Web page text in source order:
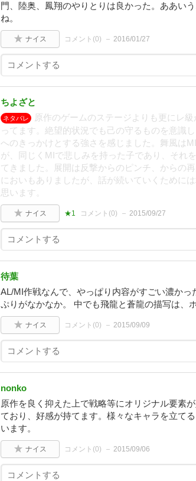
門、陸奥、鳳翔のやりとりは良かった。ああい
ね。
ナイス コメント(0) 2016/01/27
ちよざと
ネタバレ
原作のゲームのステージよりも更にレ
ってます。絶望的状況でも己の守るものを意識
へのきっかけとする強さを感じました。舞風は
が、同じくMIで悲しみを持った子であり、それ
てきました。展開は反撃からのピンチ、からの
においもありましたが、話が続いていくために
思います。
ナイス ★1 コメント(0) 2015/09/27
待葉
AL/MI作戦なんで、やっぱり内容がすごい濃か
ぷりがなかなか。 中でも飛龍と蒼龍の描写は、
ナイス コメント(0) 2015/09/09
nonko
原作を良く抑えた上で戦略等にオリジナル要素
ており、好感が持てます。様々なキャラを立て
います。
ナイス コメント(0) 2015/09/06